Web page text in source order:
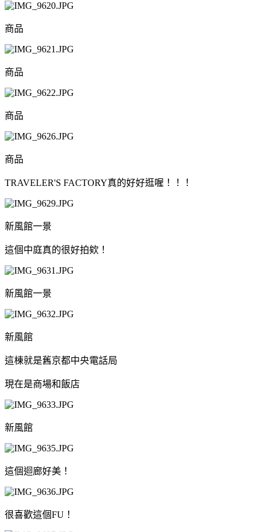
商品
商品
商品
商品
TRAVELER'S FACTORY真的好好逛喔！！！
新風館一景
這個中庭真的很好拍欸！
新風館一景
新風館
這棟就是舊京都中央電話局
現在是商場和飯店
新風館
這個迴廊好美！
很喜歡這個FU！